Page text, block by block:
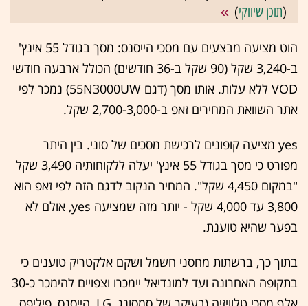
(תוכן שיווקי)
הוט מציעה מבצעים עם מסכי הייסנס: מסך בגודל 55 אינץ'
ב-3,240 שקל (90 שקל ב-36 חודשים) הכולל ארבעה חודשי
VOD ללא עלות. אותו מסך (דגם 55N3000UW) נמכר לפי
אתר השוואת המחירים זאפ ב-2,700-3,000 שקל.
yes מציעה קופונים לרכישת מסכים של סוני. בין היתר
מפורט כי מסך בגודל 55 אינץ' יעלה ללקוחותיה 3,490 שקל
"במקום 4,450 שקל". המחיר הנקוב לדגם הזה לפי זאפ הוא
3,800 עד 4,000 שקל - יותר מזה שמציעה yes, אולם לא
בפער שהיא טוענת.
בתוך כך, ברשתות מחסני חשמל ושקם אלקטריק טוענים כי
בתקופה האחרונה ועד למונדיאל יימכרו וצפויים להימכר כ-30